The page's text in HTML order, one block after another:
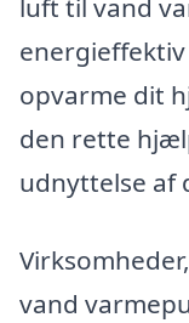
luft til vand
opvarme dit
den rette
udnyttelse af
vand